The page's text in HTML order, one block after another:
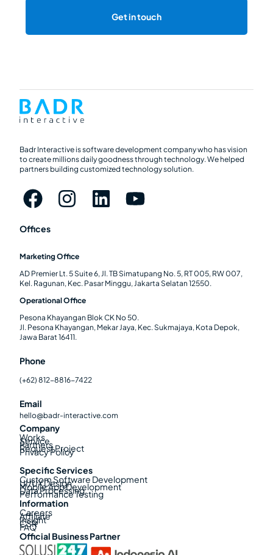
Get in touch
Badr Interactive is software development company who has vision
to create millions daily goodness through technology. We helped
partners building customized technology solution.
Offices
Marketing Office
AD Premier Lt. 5 Suite 6, Jl. TB Simatupang No. 5, RT 005, RW 007,
Kel. Ragunan, Kec. Pasar Minggu, Jakarta Selatan 12550.
Operational Office
Pesona Khayangan Blok CK No 50.
Jl. Pesona Khayangan, Mekar Jaya, Kec. Sukmajaya, Kota Depok,
Jawa Barat 16411.
Phone
(+62) 812-8816-7422
Email
hello@badr-interactive.com
Company
Works
Service
Partners
Request Project
Privacy Policy
Specific Services
Custom Software Development
UI/UX Design
Mobile App Development
Data Processing
Performance Testing
Information
Careers
Affiliate
Insight
CSR
FAQ
Official Business Partner